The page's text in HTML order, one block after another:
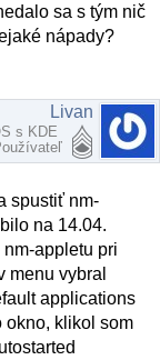
sa s tým nič
nápady?
Livan
s KDE
spustiť nm-
na 14.04.
appletu pri
menu vybral
applications
okno, klikol som